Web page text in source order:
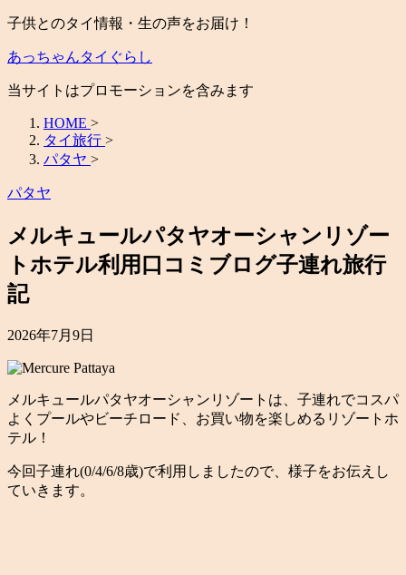
子供とのタイ情報・生の声をお届け！
あっちゃんタイぐらし
当サイトはプロモーションを含みます
HOME >
タイ旅行 >
パタヤ >
パタヤ
メルキュールパタヤオーシャンリゾー
トホテル利用口コミブログ子連れ旅行
記
2026年7月9日
メルキュールパタヤオーシャンリゾートは、子連れでコスパ
よくプールやビーチロード、お買い物を楽しめるリゾートホ
テル！
今回子連れ(0/4/6/8歳)で利用しましたので、様子をお伝えし
ていきます。